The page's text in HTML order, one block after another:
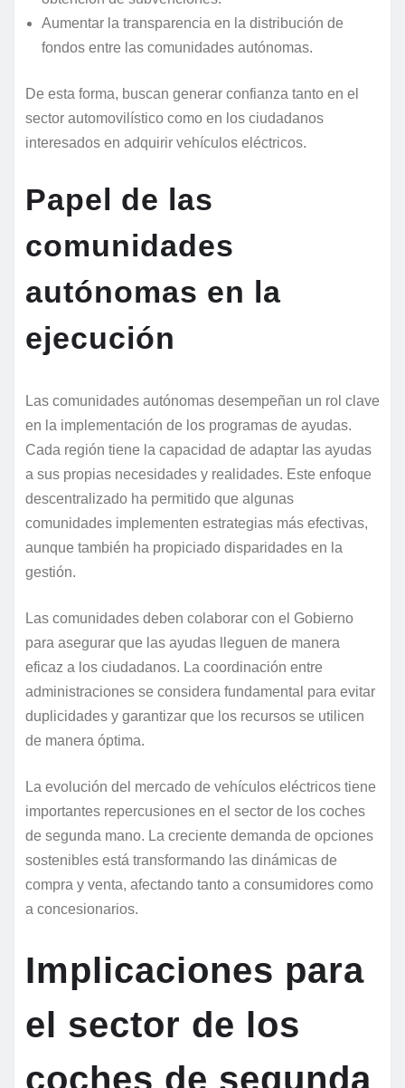
Aumentar la transparencia en la distribución de
fondos entre las comunidades autónomas.
De esta forma, buscan generar confianza tanto en el
sector automovilístico como en los ciudadanos
interesados en adquirir vehículos eléctricos.
Papel de las
comunidades
autónomas en la
ejecución
Las comunidades autónomas desempeñan un rol clave
en la implementación de los programas de ayudas.
Cada región tiene la capacidad de adaptar las ayudas
a sus propias necesidades y realidades. Este enfoque
descentralizado ha permitido que algunas
comunidades implementen estrategias más efectivas,
aunque también ha propiciado disparidades en la
gestión.
Las comunidades deben colaborar con el Gobierno
para asegurar que las ayudas lleguen de manera
eficaz a los ciudadanos. La coordinación entre
administraciones se considera fundamental para evitar
duplicidades y garantizar que los recursos se utilicen
de manera óptima.
La evolución del mercado de vehículos eléctricos tiene
importantes repercusiones en el sector de los coches
de segunda mano. La creciente demanda de opciones
sostenibles está transformando las dinámicas de
compra y venta, afectando tanto a consumidores como
a concesionarios.
Implicaciones para
el sector de los
coches de segunda